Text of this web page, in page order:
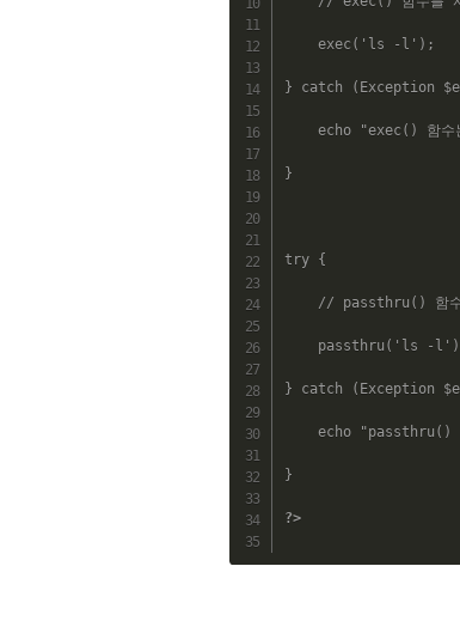
exec( 'ls -l' ) ;
} catch ( Exception $e
echo "exec() 함수
}
try {
// passthru() 함수
passthru ( 'ls -l' )
} catch ( Exception $e
echo "passthru()
}
?>